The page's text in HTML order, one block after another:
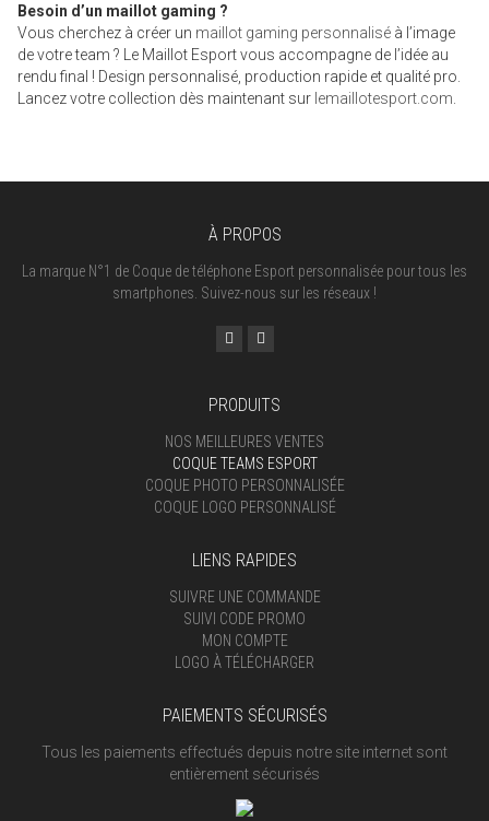
Besoin d’un maillot gaming ?
Vous cherchez à créer un maillot gaming personnalisé à l’image
de votre team ? Le Maillot Esport vous accompagne de l’idée au
rendu final ! Design personnalisé, production rapide et qualité pro.
Lancez votre collection dès maintenant sur lemaillotesport.com
À PROPOS
La marque N°1 de Coque de téléphone Esport personnalisée pour tous les
smartphones. Suivez-nous sur les réseaux !
PRODUITS
NOS MEILLEURES VENTES
COQUE TEAMS ESPORT
COQUE PHOTO PERSONNALISÉE
COQUE LOGO PERSONNALISÉ
LIENS RAPIDES
SUIVRE UNE COMMANDE
SUIVI CODE PROMO
MON COMPTE
LOGO À TÉLÉCHARGER
PAIEMENTS SÉCURISÉS
Tous les paiements effectués depuis notre site internet sont
entièrement sécurisés